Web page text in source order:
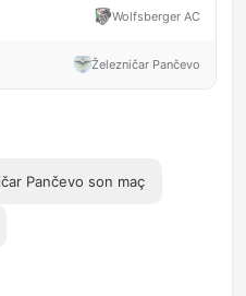
Wolfsberger AC
Železničar Pančevo
Pančevo son maç